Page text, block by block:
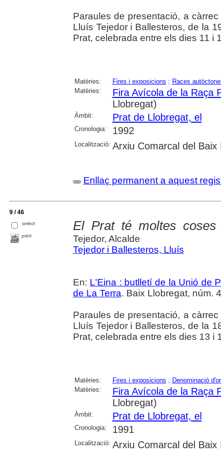
Paraules de presentació, a
Lluís Tejedor i Ballesteros, de la
Prat, celebrada entre els dies 11 i
Matèries: Fires i exposicions ; Races
Matèries:
Fira Avícola de la Raça
Llobregat)
Àmbit: Prat de Llobregat, el
Cronologia: 1992
Localització: Arxiu Comarcal del Baix
Enllaç permanent a aquest
9 / 46
select
print
El Prat té moltes
Tejedor, Alcalde
Tejedor i Ballesteros, Lluís
En: L'Eina : butlletí de la Unió de
de La Terra. Baix Llobregat, núm.
Paraules de presentació, a
Lluís Tejedor i Ballesteros, de la
Prat, celebrada entre els dies 13 i
Matèries: Fires i exposicions ; Denominació
Matèries:
Fira Avícola de la Raça
Llobregat)
Àmbit: Prat de Llobregat, el
Cronologia: 1991
Localització: Arxiu Comarcal del Baix